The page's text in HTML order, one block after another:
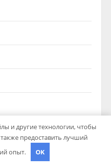
и другие технологии, чтобы
предоставить лучший
опыт.
OK